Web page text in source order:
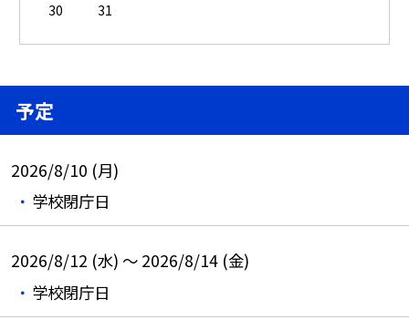
30
31
予定
2026/8/10 (月)
学校閉庁日
2026/8/12 (水) ～ 2026/8/14 (金)
学校閉庁日